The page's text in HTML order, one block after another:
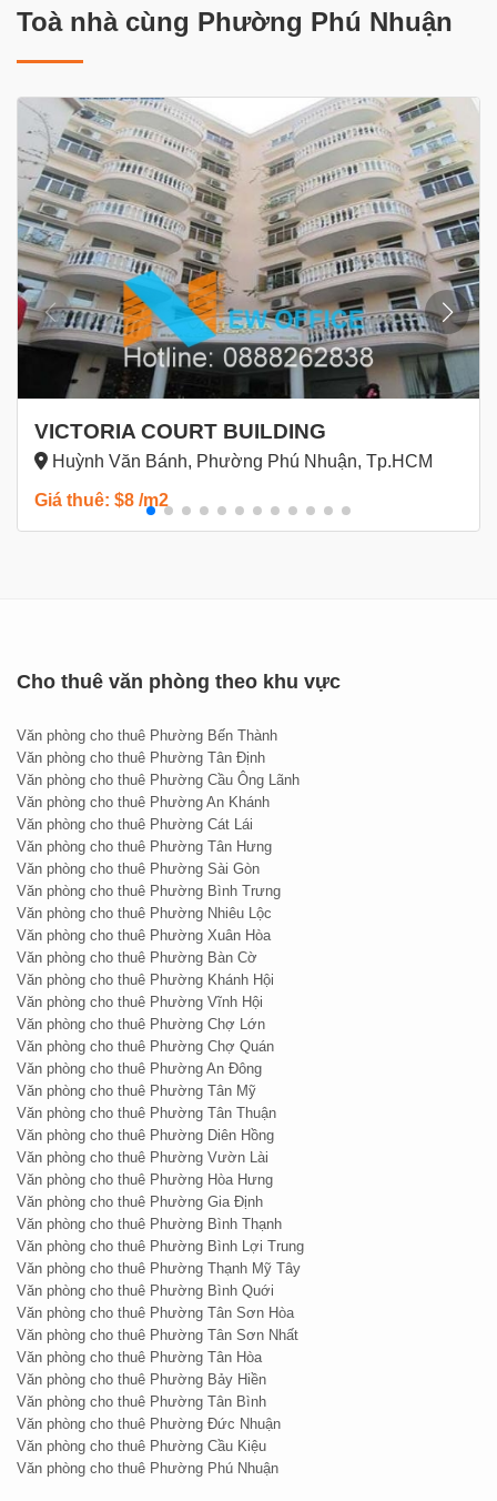
WC nam nữ riêng biệt tại mỗi tầng
Đường truyền Internet tốc độ cao.
Dịch vụ dọn vệ sinh văn phòng.
Hệ thống báo cháy và PCCC
Nhân viên bảo vệ và lễ tân chu đáo, tận tình.
ốc văn phòng cho thuê quận Phú Nhuận cùng phân hạng;
cao ốcvăn phòng cho thuê đường Nguyễn Đình
Chính quận Phú Nhuận- Tôn Văn Building hứa hẹn sẽ đạt
tỉ lệ lấp đầy lý tưởng ngay cả khi thị trường văn phòng cho
130 m2 phù hợp cho mọi nhu cầu của các doanh
Để biết thêm thông tin và tham quan tòa nhà, Quý
khách vui lòng gọi:
Hotline – New Office: 0888.26.28.38 - Miễn phí hoàn
toàn mọi dịch vụ.
Toà nhà cùng Phường Phú Nhuận
VICTORIA COURT BUILDING
Huỳnh Văn Bánh, Phường Phú Nhuận, Tp.HCM
Giá thuê: $8 /m2
Cho thuê văn phòng theo khu vực
Văn phòng cho thuê Phường Bến Thành
Văn phòng cho thuê Phường Tân Định
Văn phòng cho thuê Phường Cầu Ông Lãnh
Văn phòng cho thuê Phường An Khánh
Văn phòng cho thuê Phường Cát Lái
Văn phòng cho thuê Phường Tân Hưng
Văn phòng cho thuê Phường Sài Gòn
Văn phòng cho thuê Phường Bình Trưng
Văn phòng cho thuê Phường Nhiêu Lộc
Văn phòng cho thuê Phường Xuân Hòa
Văn phòng cho thuê Phường Bàn Cờ
Văn phòng cho thuê Phường Khánh Hội
Văn phòng cho thuê Phường Vĩnh Hội
Văn phòng cho thuê Phường Chợ Lớn
Văn phòng cho thuê Phường Chợ Quán
Văn phòng cho thuê Phường An Đông
Văn phòng cho thuê Phường Tân Mỹ
Văn phòng cho thuê Phường Tân Thuận
Văn phòng cho thuê Phường Diên Hồng
Văn phòng cho thuê Phường Vườn Lài
Văn phòng cho thuê Phường Hòa Hưng
Văn phòng cho thuê Phường Gia Định
Văn phòng cho thuê Phường Bình Thạnh
Văn phòng cho thuê Phường Bình Lợi Trung
Văn phòng cho thuê Phường Thạnh Mỹ Tây
Văn phòng cho thuê Phường Bình Quới
Văn phòng cho thuê Phường Tân Sơn Hòa
Văn phòng cho thuê Phường Tân Sơn Nhất
Văn phòng cho thuê Phường Tân Hòa
Văn phòng cho thuê Phường Bảy Hiền
Văn phòng cho thuê Phường Tân Bình
Văn phòng cho thuê Phường Đức Nhuận
Văn phòng cho thuê Phường Cầu Kiệu
Văn phòng cho thuê Phường Phú Nhuận